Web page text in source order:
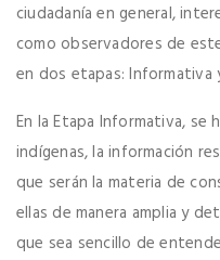
ciudadanía en general,
como observadores de
en dos etapas: Informativa
En la Etapa Informativa, se
indígenas, la información
que serán la materia de
ellas de manera amplia y
que sea sencillo de